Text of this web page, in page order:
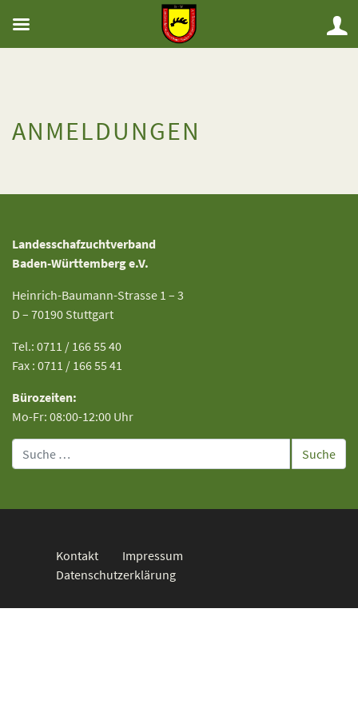
ANMELDUNGEN
Landesschafzuchtverband
Baden-Württemberg e.V.
Heinrich-Baumann-Strasse 1 – 3
D – 70190 Stuttgart
Tel.: 0711 / 166 55 40
Fax : 0711 / 166 55 41
Bürozeiten:
Mo-Fr: 08:00-12:00 Uhr
Suche
Kontakt
Impressum
Datenschutzerklärung